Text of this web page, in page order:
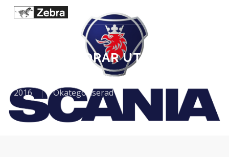
SCANIA ÄNDRAR UTSEENDE
04-oktober-
2016
Okategoriserad